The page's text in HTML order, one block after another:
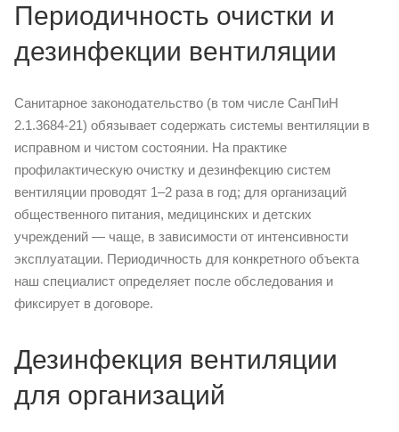
Периодичность очистки и
дезинфекции вентиляции
Санитарное законодательство (в том числе СанПиН
2.1.3684-21) обязывает содержать системы вентиляции в
исправном и чистом состоянии. На практике
профилактическую очистку и дезинфекцию систем
вентиляции проводят 1–2 раза в год; для организаций
общественного питания, медицинских и детских
учреждений — чаще, в зависимости от интенсивности
эксплуатации. Периодичность для конкретного объекта
наш специалист определяет после обследования и
фиксирует в договоре.
Дезинфекция вентиляции
для организаций